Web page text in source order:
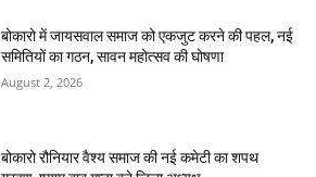
बोकारो में जायसवाल समाज को एकजुट करने की पहल, नई
समितियों का गठन, सावन महोत्सव की घोषणा
August 2, 2026
बोकारो रौनियार वैश्य समाज की नई कमेटी का शपथ